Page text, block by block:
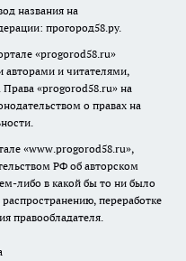
названия на
прогород58.ру.
«progorod58.ru»
и читателями,
Права «progorod58.ru» на
о правах на
«www.progorod58.ru»,
РФ об авторском
либо в какой бы то ни было
переработке
правообладателя.